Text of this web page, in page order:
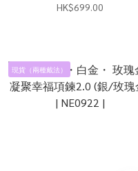
HK$699.00
現貨（兩種戴法）